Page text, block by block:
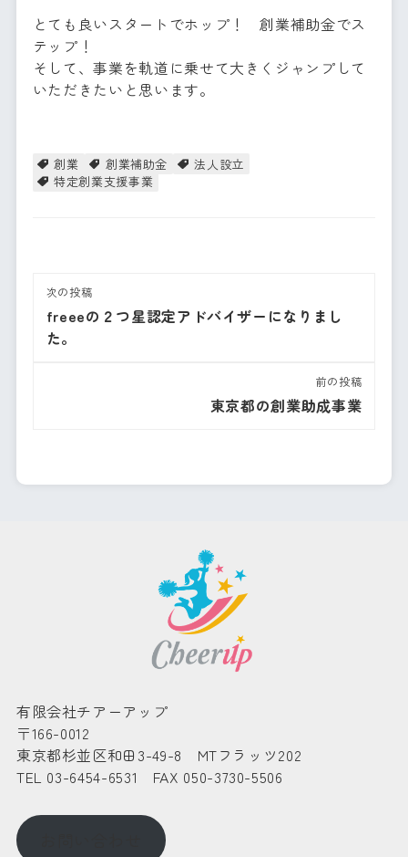
とても良いスタートでホップ！ 創業補助金でス
テップ！
そして、事業を軌道に乗せて大きくジャンプして
いただきたいと思います。
創業 創業補助金
法人設立
特定創業支援事業
次の投稿
freeeの２つ星認定アドバイザーになりまし
た。
前の投稿
東京都の創業助成事業
有限会社チアーアップ
〒166-0012
東京都杉並区和田3-49-8 MTフラッツ202
TEL 03-6454-6531 FAX 050-3730-5506